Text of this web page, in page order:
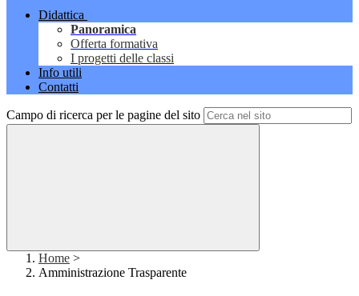
Didattica
Panoramica
Offerta formativa
I progetti delle classi
Info utili
Contatti
Campo di ricerca per le pagine del sito
Home >
Amministrazione Trasparente